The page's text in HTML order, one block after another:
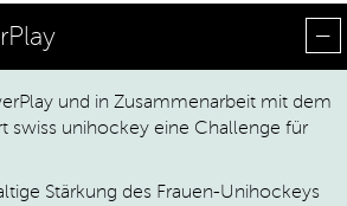
und in Zusammenarbeit mit dem
swiss unihockey eine Challenge für
Stärkung des Frauen-Unihockeys